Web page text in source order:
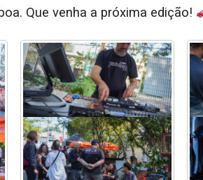
Que venha a próxima edição!